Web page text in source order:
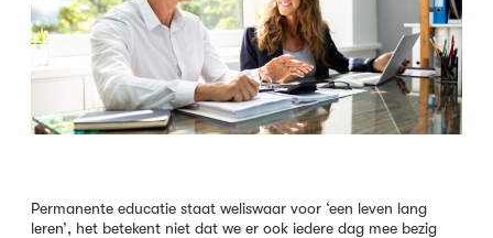
Permanente educatie staat weliswaar voor ‘een leven lang
leren’, het betekent niet dat we er ook iedere dag mee bezig